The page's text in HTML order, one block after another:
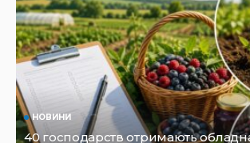
НОВИНИ
Не їжте біля шкірки: фахівці розповіли,
ласувати кавунами
Superadmin 31.07.2026